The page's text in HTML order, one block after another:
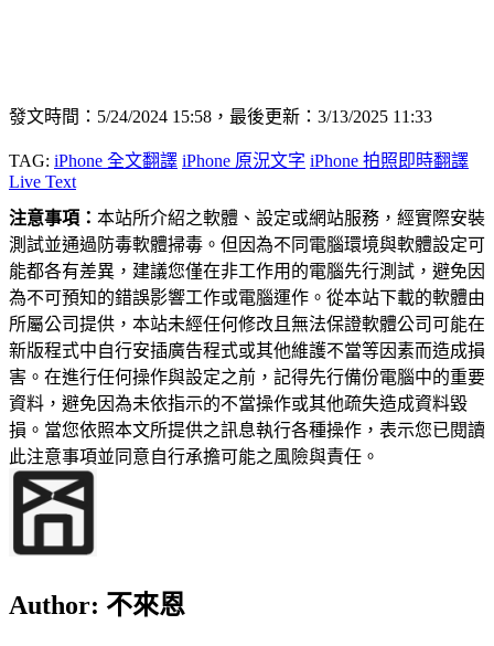
發文時間：5/24/2024 15:58，最後更新：3/13/2025 11:33
TAG: iPhone 全文翻譯 iPhone 原況文字 iPhone 拍照即時翻譯
Live Text
注意事項： 本站所介紹之軟體、設定或網站服務，經實際安裝
測試並通過防毒軟體掃毒。但因為不同電腦環境與軟體設定可
能都各有差異，建議您僅在非工作用的電腦先行測試，避免因
為不可預知的錯誤影響工作或電腦運作。從本站下載的軟體由
所屬公司提供，本站未經任何修改且無法保證軟體公司可能在
新版程式中自行安插廣告程式或其他維護不當等因素而造成損
害。在進行任何操作與設定之前，記得先行備份電腦中的重要
資料，避免因為未依指示的不當操作或其他疏失造成資料毀
損。當您依照本文所提供之訊息執行各種操作，表示您已閱讀
此注意事項並同意自行承擔可能之風險與責任。
Author: 不來恩